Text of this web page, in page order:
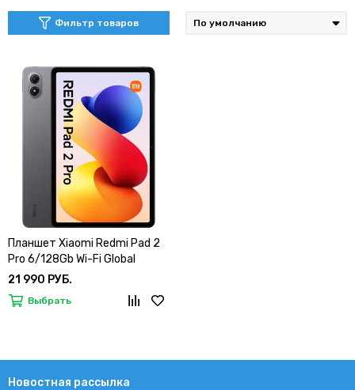
Фильтр товаров
Планшет Xiaomi Redmi Pad 2
Pro 6/128Gb Wi-Fi Global
21 990 РУБ.
Выбрать
Новостная рассылка